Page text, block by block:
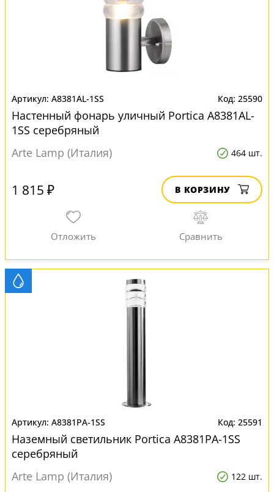
A8381AL-1SS 25590
Настенный фонарь уличный Portica A8381AL-
1SS серебряный
Arte Lamp (Италия)
464 шт.
1 815 ₽ В КОРЗИНУ
A8381PA-1SS 25591
Наземный светильник Portica A8381PA-1SS
серебряный
Arte Lamp (Италия)
122 шт.